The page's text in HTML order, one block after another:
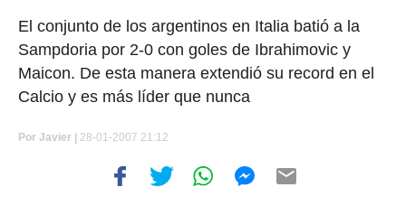
El conjunto de los argentinos en Italia batió a la
Sampdoria por 2-0 con goles de Ibrahimovic y
Maicon. De esta manera extendió su record en el
Calcio y es más líder que nunca
Por Javier | 28-01-2007 21:12